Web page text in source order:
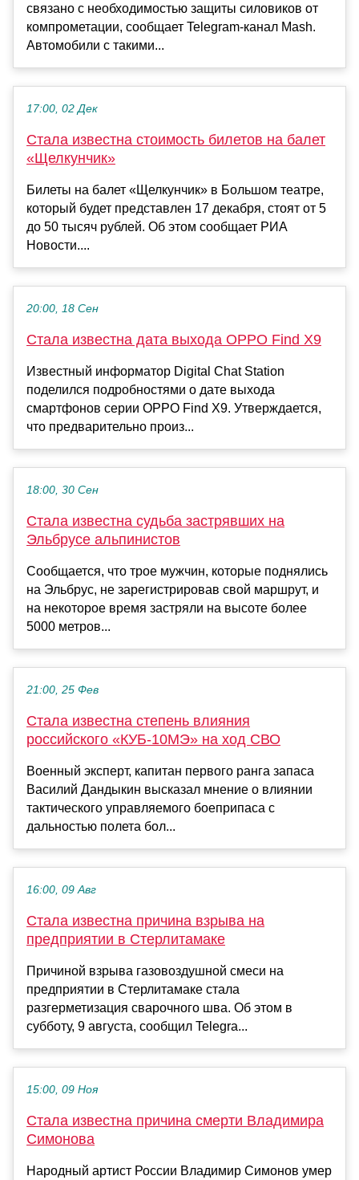
связано с необходимостью защиты силовиков от
компрометации, сообщает Telegram-канал Mash.
Автомобили с такими...
17:00, 02 Дек
Стала известна стоимость билетов на балет
«Щелкунчик»
Билеты на балет «Щелкунчик» в Большом театре,
который будет представлен 17 декабря, стоят от 5
до 50 тысяч рублей. Об этом сообщает РИА
Новости....
20:00, 18 Сен
Стала известна дата выхода OPPO Find X9
Известный информатор Digital Chat Station
поделился подробностями о дате выхода
смартфонов серии OPPO Find X9. Утверждается,
что предварительно произ...
18:00, 30 Сен
Стала известна судьба застрявших на
Эльбрусе альпинистов
Сообщается, что трое мужчин, которые поднялись
на Эльбрус, не зарегистрировав свой маршрут, и
на некоторое время застряли на высоте более
5000 метров...
21:00, 25 Фев
Стала известна степень влияния
российского «КУБ-10МЭ» на ход СВО
Военный эксперт, капитан первого ранга запаса
Василий Дандыкин высказал мнение о влиянии
тактического управляемого боеприпаса с
дальностью полета бол...
16:00, 09 Авг
Стала известна причина взрыва на
предприятии в Стерлитамаке
Причиной взрыва газовоздушной смеси на
предприятии в Стерлитамаке стала
разгерметизация сварочного шва. Об этом в
субботу, 9 августа, сообщил Telegra...
15:00, 09 Ноя
Стала известна причина смерти Владимира
Симонова
Народный артист России Владимир Симонов умер